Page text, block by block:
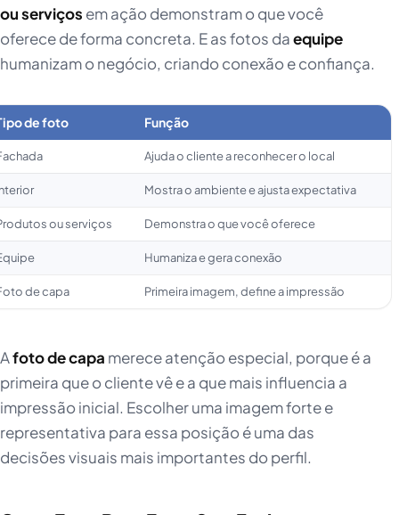
ou serviços em ação demonstram o que você
oferece de forma concreta. E as fotos daequipe
humanizam o negócio, criando conexão e confiança.
de foto Função
Ajuda o cliente a reconhecer o local
Mostra o ambiente e ajusta expectativa
ou serviços Demonstra o que você oferece
Humaniza e gera conexão
de capa Primeira imagem, define a impressão
Afoto de capa merece atenção especial, porque é a
primeira que o cliente vê e a que mais influencia a
impressão inicial. Escolher uma imagem forte e
representativa para essa posição é uma das
decisões visuais mais importantes do perfil.